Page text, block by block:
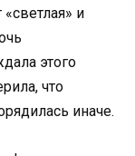
и
этого
что
иначе.